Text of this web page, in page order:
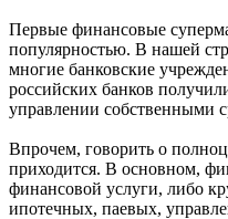
Первые финансовые
популярностью. В нашей
многие банковские
российских банков
управлении собственными
Впрочем, говорить о
приходится. В основном,
финансовой услуги, либо
ипотечных, паевых,